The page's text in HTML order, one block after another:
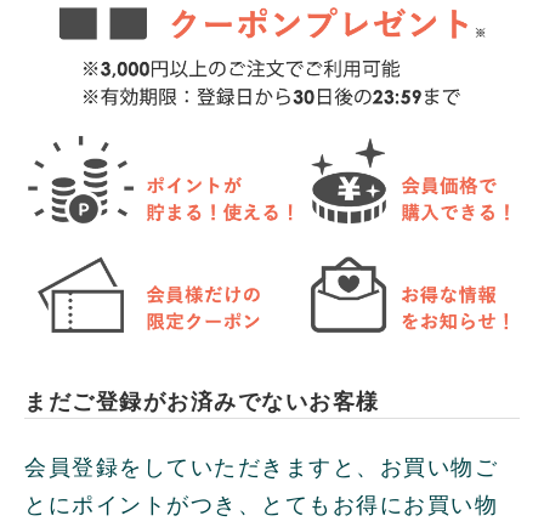
まだご登録がお済みでないお客様
会員登録をしていただきますと、お買い物ご
とにポイントがつき、とてもお得にお買い物